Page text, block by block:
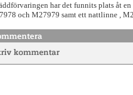
har det funnits plats åt
och M27979 samt ett nattlinne ,